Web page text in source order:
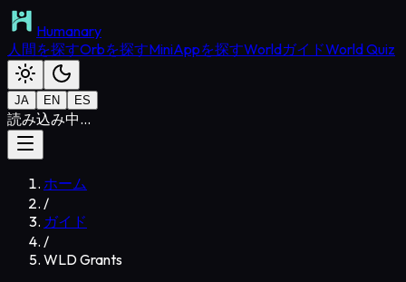
Humanary
人間を探すOrbを探すMiniAppを探すWorldガイドWorld Quiz
JA EN ES
読み込み中...
ホーム
/
ガイド
/
WLD Grants